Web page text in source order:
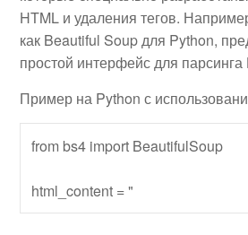
HTML и удаления тегов.
как Beautiful Soup для Python,
простой интерфейс для парсинга
Пример на Python с
from bs4 import BeautifulSoup
html_content = "